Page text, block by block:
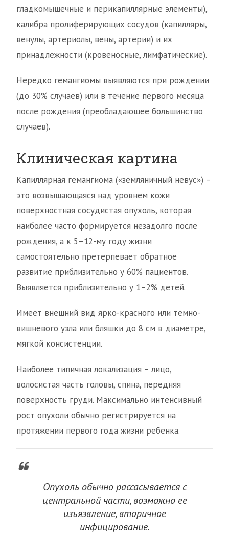
гладкомышечные и перикапиллярные элементы),
калибра пролиферирующих сосудов (капилляры,
венулы, артериолы, вены, артерии) и их
принадлежности (кровеносные, лимфатические).
Нередко гемангиомы выявляются при рождении
(до 30% случаев) или в течение первого месяца
после рождения (преобладающее большинство
случаев).
Клиническая картина
Капиллярная гемангиома («земляничный невус») –
это возвышающаяся над уровнем кожи
поверхностная сосудистая опухоль, которая
наиболее часто формируется незадолго после
рождения, а к 5–12-му году жизни
самостоятельно претерпевает обратное
развитие приблизительно у 60% пациентов.
Выявляется приблизительно у 1–2% детей.
Имеет внешний вид ярко-красного или темно-
вишневого узла или бляшки до 8 см в диаметре,
мягкой консистенции.
Наиболее типичная локализация – лицо,
волосистая часть головы, спина, передняя
поверхность груди. Максимально интенсивный
рост опухоли обычно регистрируется на
протяжении первого года жизни ребенка.
Опухоль обычно рассасывается с
центральной части, возможно ее
изъязвление, вторичное
инфицирование.